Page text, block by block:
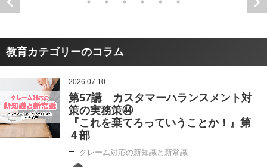
教育カテゴリーのコラム
2026.07.10
第57講 カスタマーハランスメント対
策の実務策㊹
『これを棄てろっていうことか！』第
４部
クレーム対応の新知識と新常識